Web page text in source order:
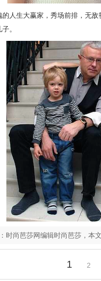
的人生大赢家，秀场前排，无
。
时尚芭莎网编辑时尚芭莎，本
1 2